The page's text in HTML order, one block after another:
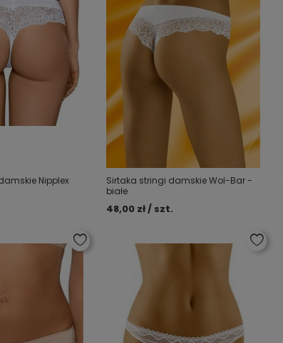
Nipplex
Sirtaka stringi damskie Wol-Bar -
białe
48,00 zł / szt.